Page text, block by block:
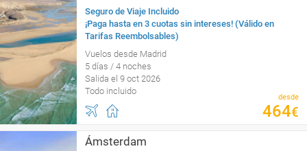
Seguro de Viaje Incluido
¡Paga hasta en 3 cuotas sin intereses! (Válido en
Tarifas Reembolsables)
Vuelos desde Madrid
5 días / 4 noches
Salida el 9 oct 2026
Todo incluido
desde
464€
Ámsterdam